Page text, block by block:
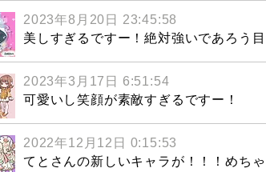
2023年8月20日 23:45:58
美しすぎるですー！絶対強いであろう
2023年3月17日 6:51:54
可愛いし笑顔が素敵すぎるですー！
2022年12月12日 0:15:53
てとさんの新しいキャラが！！！めち